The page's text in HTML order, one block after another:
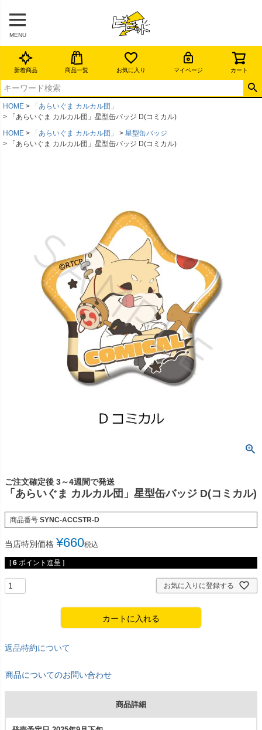
MENU
新着商品 商品一覧 お気に入り マイページ カート
HOME
「あらいぐま カルカル団」
「あらいぐま カルカル団」星型缶バッジ D(コミカル)
HOME
「あらいぐま カルカル団」
星型缶バッジ
「あらいぐま カルカル団」星型缶バッジ D(コミカル)
ご注文確定後 3～4週間で発送
「あらいぐま カルカル団」星型缶バッジ D(コミカル)
商品番号 SYNC-ACCSTR-D
当店特別価格 ¥660税込
[ 6 ポイント進呈 ]
お気に入りに登録する
カートに入れる
返品特約について
商品についてのお問い合わせ
商品詳細